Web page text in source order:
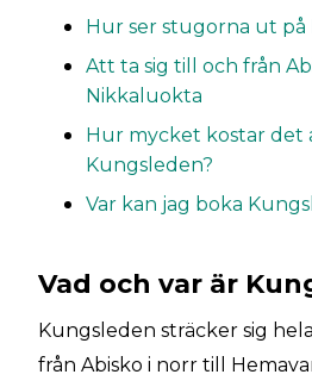
Hur ser stugorna ut på
Att ta sig till och från
Nikkaluokta
Hur mycket kostar det
Kungsleden?
Var kan jag boka
Vad och var är
Kungsleden sträcker sig
från Abisko i norr till